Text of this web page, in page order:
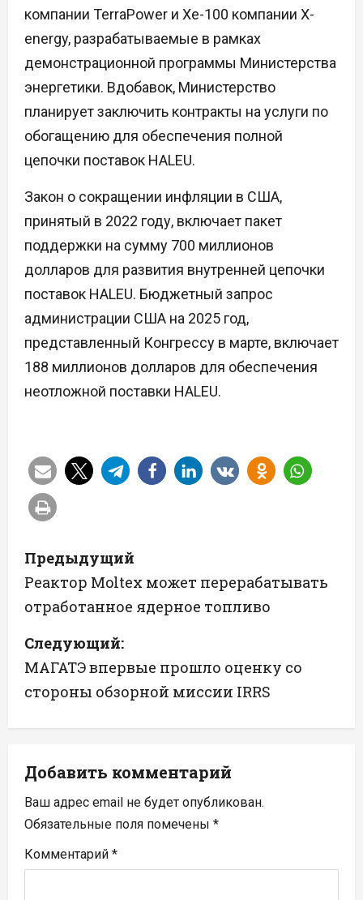
компании TerraPower и Xe-100 компании X-
energy, разрабатываемые в рамках
демонстрационной программы Министерства
энергетики. Вдобавок, Министерство
планирует заключить контракты на услуги по
обогащению для обеспечения полной
цепочки поставок HALEU.
Закон о сокращении инфляции в США,
принятый в 2022 году, включает пакет
поддержки на сумму 700 миллионов
долларов для развития внутренней цепочки
поставок HALEU. Бюджетный запрос
администрации США на 2025 год,
представленный Конгрессу в марте, включает
188 миллионов долларов для обеспечения
неотложной поставки HALEU.
Н
а
в
и
г
а
и
я
п
Предыдущий
Реактор Moltex может перерабатывать
отработанное ядерное топливо
Следующий:
МАГАТЭ впервые прошло оценку со
стороны обзорной миссии IRRS
Добавить комментарий
Ваш адрес email не будет опубликован.
Обязательные поля помечены *
Комментарий *